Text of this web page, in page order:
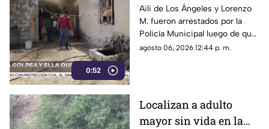
0:52
Cárdenas tras riña,
agresión física y un
incendio
Aili de Los Ángeles y Lorenzo
M. fueron arrestados por la
Policía Municipal luego de que
el hombre agrediera a la mujer
agosto 06, 2026 12:44 p. m.
Localizan a adulto
mayor sin vida en la